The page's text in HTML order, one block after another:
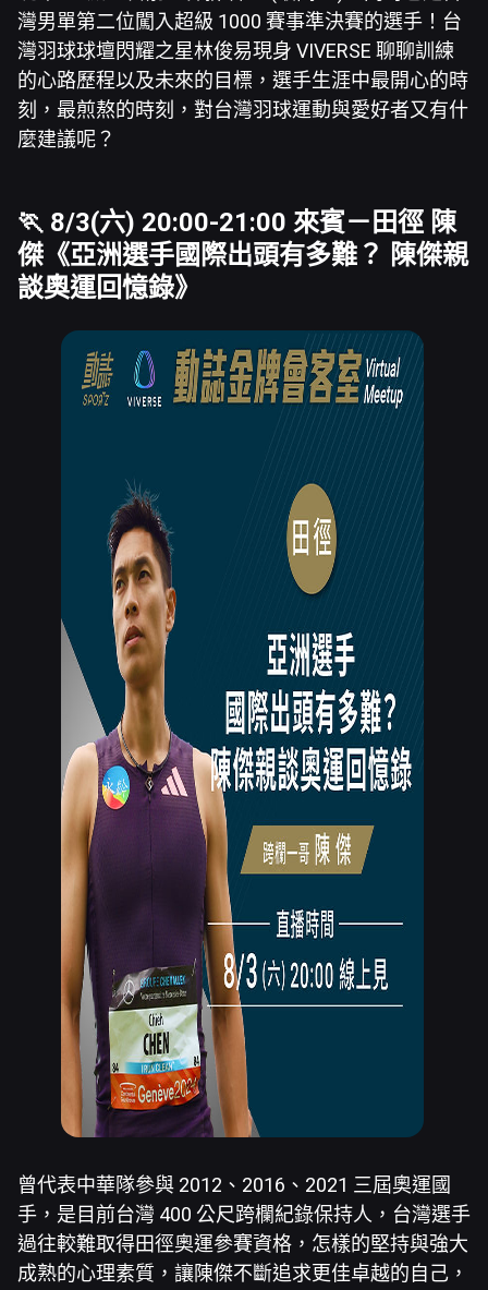
灣男單第二位闖入超級 1000 賽事準決賽的選手！台
灣羽球球壇閃耀之星林俊易現身 VIVERSE 聊聊訓練
的心路歷程以及未來的目標，選手生涯中最開心的時
刻，最煎熬的時刻，對台灣羽球運動與愛好者又有什
麼建議呢？
🏃 8/3(六) 20:00-21:00 來賓－田徑 陳
傑 《亞洲選手國際出頭有多難？ 陳傑親
談奧運回憶錄》
曾代表中華隊參與 2012、2016、2021 三屆奧運國
手，是目前台灣 400 公尺跨欄紀錄保持人，台灣選手
過往較難取得田徑奧運參賽資格，怎樣的堅持與強大
成熟的心理素質，讓陳傑不斷追求更佳卓越的自己，